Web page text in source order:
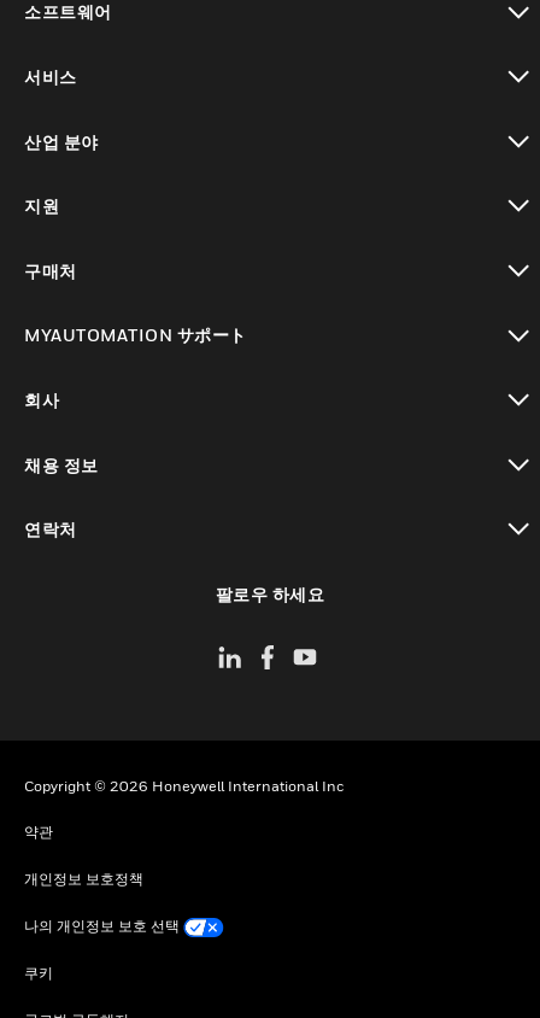
소프트웨어
서비스
산업 분야
지원
구매처
MYAUTOMATION サポート
회사
채용 정보
연락처
팔로우 하세요
Copyright © 2026 Honeywell International Inc
약관
개인정보 보호정책
나의 개인정보 보호 선택
쿠키